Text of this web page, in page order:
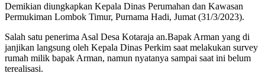
Demikian diungkapkan Kepala Dinas Perumahan dan Kawasan
Permukiman Lombok Timur, Purnama Hadi, Jumat (31/3/2023).
Salah satu penerima Asal Desa Kotaraja an.Bapak Arman yang di
janjikan langsung oleh Kepala Dinas Perkim saat melakukan survey
rumah milik bapak Arman, namun nyatanya sampai saat ini belum
terealisasi.